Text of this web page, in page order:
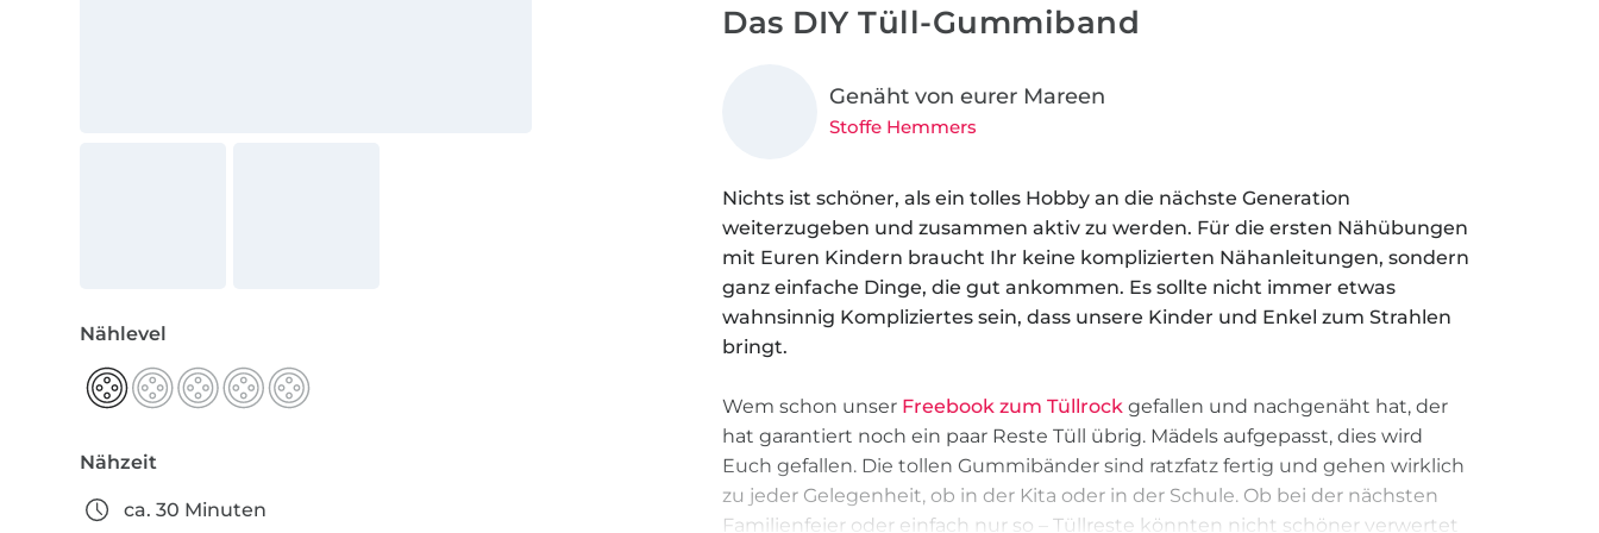
Nählevel
Nähzeit
ca. 30 Minuten
Das DIY Tüll-Gummiband
Genäht von eurer Mareen
Stoffe Hemmers
Nichts ist schöner, als ein tolles Hobby an die nächste Generation
weiterzugeben und zusammen aktiv zu werden. Für die ersten Nähübungen
mit Euren Kindern braucht Ihr keine komplizierten Nähanleitungen, sondern
ganz einfache Dinge, die gut ankommen. Es sollte nicht immer etwas
wahnsinnig Kompliziertes sein, dass unsere Kinder und Enkel zum Strahlen
bringt.
Wem schon unser Freebook zum Tüllrock gefallen und nachgenäht hat, der
hat garantiert noch ein paar Reste Tüll übrig. Mädels aufgepasst, dies wird
Euch gefallen. Die tollen Gummibänder sind ratzfatz fertig und gehen wirklich
zu jeder Gelegenheit, ob in der Kita oder in der Schule. Ob bei der nächsten
Familienfeier oder einfach nur so – Tüllreste könnten nicht schöner verwertet